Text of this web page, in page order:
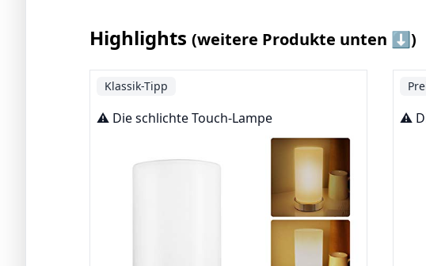
Highlights (weitere Produkte unten ⬇️)
Klassik-Tipp
⚠️ Die schlichte Touch-Lampe ⚠️